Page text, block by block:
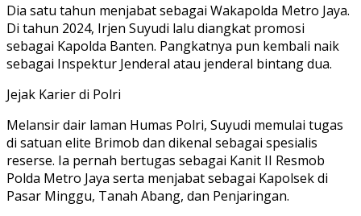
Dia satu tahun menjabat sebagai Wakapolda Metro Jaya.
Di tahun 2024, Irjen Suyudi lalu diangkat promosi
sebagai Kapolda Banten. Pangkatnya pun kembali naik
sebagai Inspektur Jenderal atau jenderal bintang dua.
Jejak Karier di Polri
Melansir dair laman Humas Polri, Suyudi memulai tugas
di satuan elite Brimob dan dikenal sebagai spesialis
reserse. Ia pernah bertugas sebagai Kanit II Resmob
Polda Metro Jaya serta menjabat sebagai Kapolsek di
Pasar Minggu, Tanah Abang, dan Penjaringan.